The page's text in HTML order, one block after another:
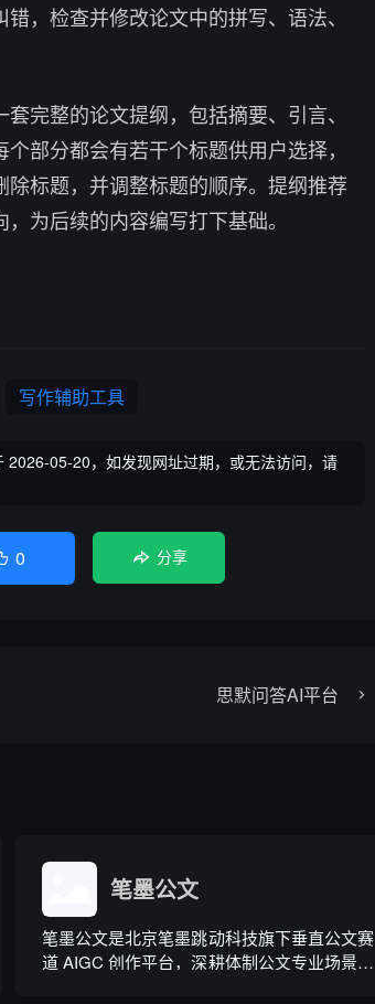
，检查并修改论文中的拼写、语法、
完整的论文提纲，包括摘要、引言、
部分都会有若干个标题供用户选择，
标题，并调整标题的顺序。提纲推荐
为后续的内容编写打下基础。
写作辅助工具
2026-05-20，如发现网址过期，或无法访问，请
0 分享
思默问答AI平台
笔墨公文
笔墨公文是北京笔墨跳动科技旗下垂直公文赛
道 AIGC 创作平台，深耕体制公文专业场景，